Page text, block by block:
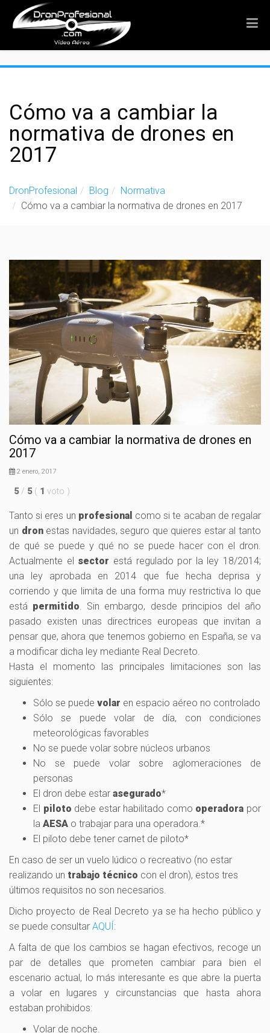
Cómo va a cambiar la
normativa de drones en
2017
DronProfesional Blog
Normativa
Cómo va a cambiar la normativa de drones en 2017
Cómo va a cambiar la normativa de drones en
2017
2 enero, 2017
5 / 5 ( 1 voto )
Tanto si eres un profesional como si te acaban de regalar
un dronestas navidades, seguro que quieres estar al tanto
de qué se puede y qué no se puede hacer con el dron.
Actualmente el sector está regulado por la ley 18/2014;
una ley aprobada en 2014 que fue hecha deprisa y
corriendo y que limita de una forma muy restrictiva lo que
está permitido. Sin embargo, desde principios del año
pasado existen unas directrices europeas que invitan a
pensar que, ahora que tenemos gobierno en España, se va
a modificar dicha ley mediante Real Decreto.
Hasta el momento las principales limitaciones son las
siguientes:
Sólo se puede volar en espacio aéreo no controlado
Sólo se puede volar de día, con condiciones
meteorológicas favorables
No se puede volar sobre núcleos urbanos
No se puede volar sobre aglomeraciones de
personas
El dron debe estar asegurado*
El piloto debe estar habilitado como operadora por
la AESA o trabajar para una operadora.*
El piloto debe tener carnet de piloto*
En caso de ser un vuelo lúdico o recreativo (no estar
realizando un trabajo técnico con el dron), estos tres
últimos requisitos no son necesarios.
Dicho proyecto de Real Decreto ya se ha hecho público y
se puede consultar AQUÍ:
A falta de que los cambios se hagan efectivos, recoge un
par de detalles que prometen cambiar para bien el
escenario actual, lo más interesante es que abre la puerta
a volar en lugares y circunstancias que hasta ahora
estaban prohibidos:
Volar de noche.